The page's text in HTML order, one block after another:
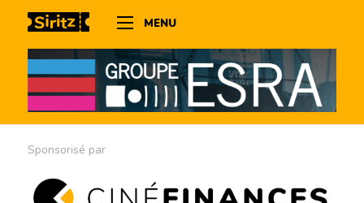
MENU
Sponsorisé par